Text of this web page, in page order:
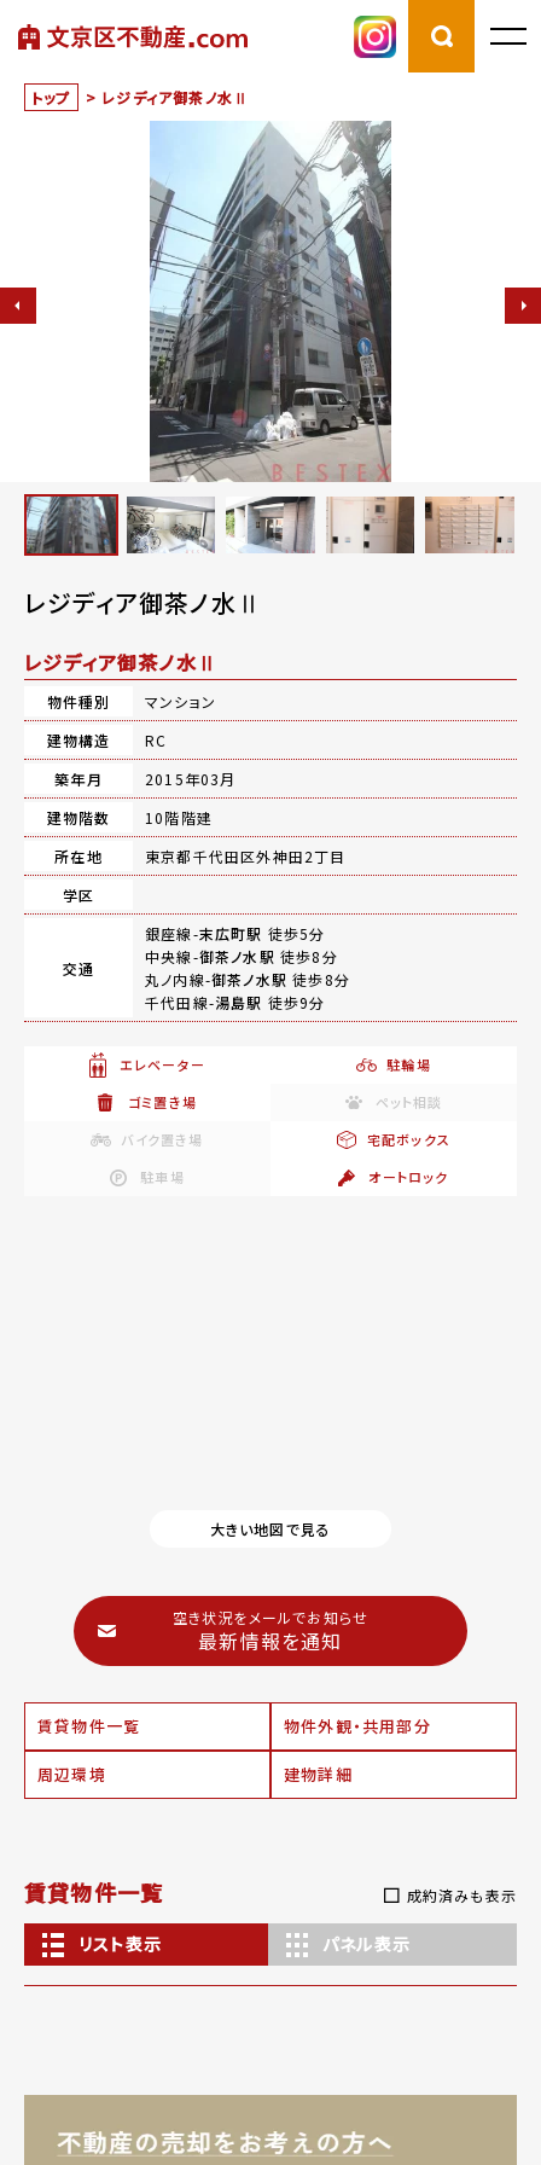
トップ > レジディア御茶ノ水Ⅱ
レジディア御茶ノ水Ⅱ
レジディア御茶ノ水Ⅱ
物件種別
マンション
建物構造
RC
築年月
2015年03月
建物階数
10階階建
所在地
東京都千代田区外神田2丁目
学区
交通
銀座線-末広町駅 徒歩5分
中央線-御茶ノ水駅 徒歩8分
丸ノ内線-御茶ノ水駅 徒歩8分
千代田線-湯島駅 徒歩9分
エレベーター
駐輪場
ゴミ置き場
ペット相談
バイク置き場
宅配ボックス
駐車場
オートロック
大きい地図で見る
空き状況をメールでお知らせ
最新情報を通知
賃貸物件一覧 物件外観・共用部分
周辺環境 建物詳細
賃貸物件一覧 成約済みも表示
リスト表示 パネル表示